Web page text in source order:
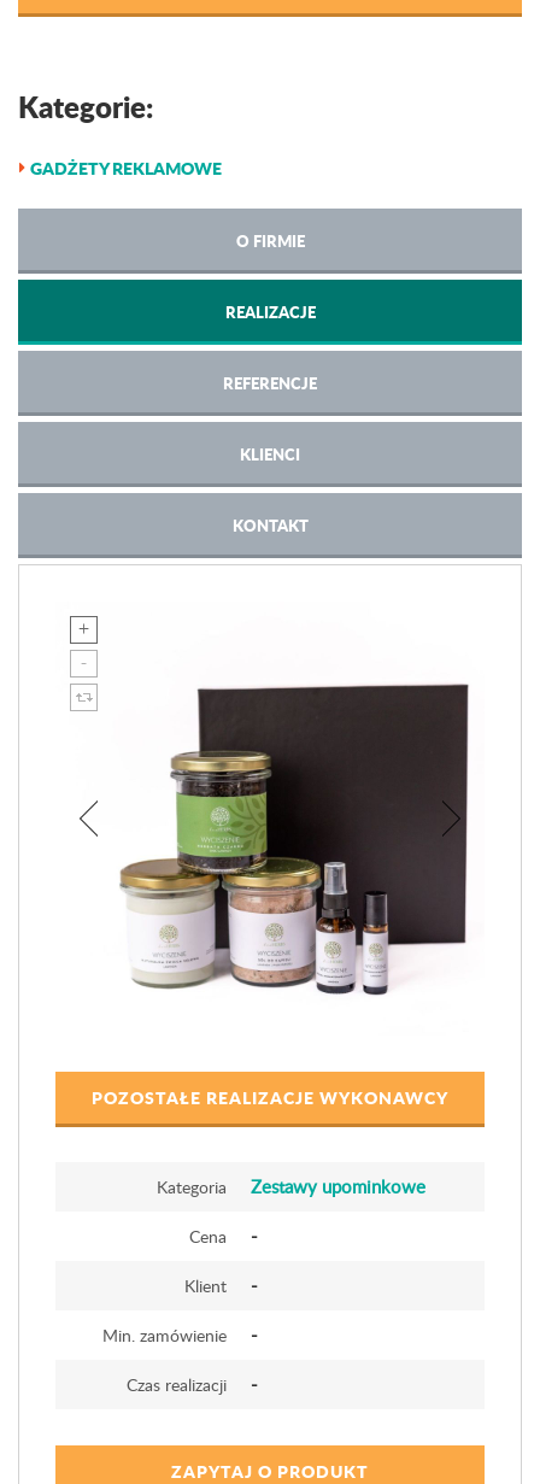
Kategorie:
GADŻETY REKLAMOWE
O FIRMIE
REALIZACJE
REFERENCJE
KLIENCI
KONTAKT
POZOSTAŁE REALIZACJE WYKONAWCY
Kategoria Zestawy upominkowe
Cena -
Klient -
Min. zamówienie -
Czas realizacji -
ZAPYTAJ O PRODUKT